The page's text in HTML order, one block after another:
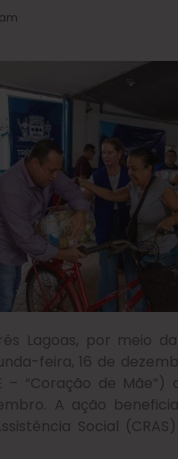
Lagoas, por meio
feira, 16 de
– “Coração de
A ação
Social